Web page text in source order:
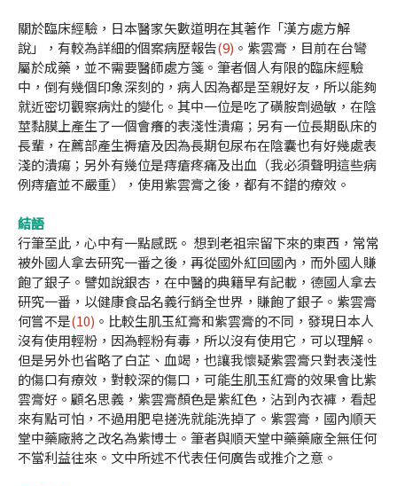
關於臨床經驗，日本醫家矢數道明在其著作「漢方處方解
說」，有較為詳細的個案病歷報告(9) 。紫雲膏，目前在台彎
屬於成藥，並不需要醫師處方箋。筆者個人有限的臨床經驗
中，倒有幾個印象深刻的，病人因為都是至親好友，所以能夠
就近密切觀察病灶的變化。其中一位是吃了磺胺劑過敏，在陰
莖黏膜上產生了一個會癢的表淺性潰瘍；另有一位長期臥床的
長輩，在薦部產生褥瘡及因為長期包尿布在陰囊也有好幾處表
淺的潰瘍；另外有幾位是痔瘡疼痛及出血（我必須聲明這些病
例痔瘡並不嚴重），使用紫雲膏之後，都有不錯的療效。
結語
行筆至此，心中有一點感既。 想到老祖宗留下來的東西，常常
被外國人拿去研究一番之後，再從國外紅回國內，而外國人賺
飽了銀子。譬如說銀杏，在中醫的典籍早有記載，德國人拿去
研究一番，以健康食品名義行銷全世界，賺飽了銀子。紫雲膏
何嘗不是(10) 。比較生肌玉紅膏和紫雲膏的不同，發現日本人
沒有使用輕粉，因為輕粉有毒，所以沒有使用它，可以理解。
但是另外也省略了白芷、血竭，也讓我懷疑紫雲膏只對表淺性
的傷口有療效，對較深的傷口，可能生肌玉紅膏的效果會比紫
雲膏好。顧名思義，紫雲膏顏色是紫紅色，沾到內衣褲，看起
來有點可怕，不過用肥皂搓洗就能洗掉了。紫雲膏，國內順天
堂中藥廠將之改名為紫博士。筆者與順天堂中藥藥廠全無任何
不當利益往來。文中所述不代表任何廣告或推介之意。